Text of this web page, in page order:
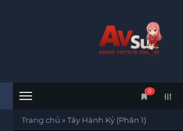
Menu
0
Trang chủ »Tây Hành Kỷ (Phần 1)